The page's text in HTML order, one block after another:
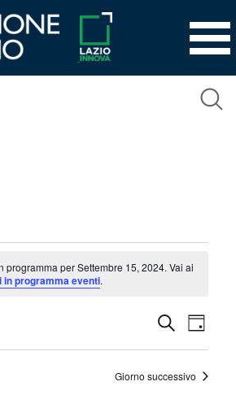
programma per Settembre 15, 2024. Vai ai
programma eventi.
Eventi
Ricerca
e
Cerca
Viste
Giorno
Giorno successivo